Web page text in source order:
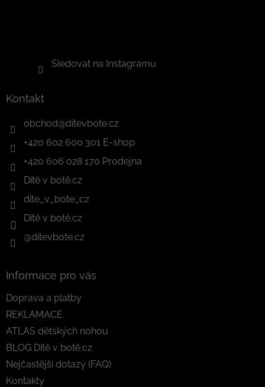
Sledovat na Instagramu
Kontakt
obchod@ditevbote.cz
+420 602 600 301 E-shop
+420 606 028 170 Prodejna
Dítě v botě.cz
dite_v_bote_cz
Dítě v botě.cz
@ditevbote.cz
Informace pro vás
Doprava a platby
REKLAMACE
ATLAS dětských nohou
BLOG Dítě v botě.cz
Nejčastější dotazy (FAQ)
Kontakty